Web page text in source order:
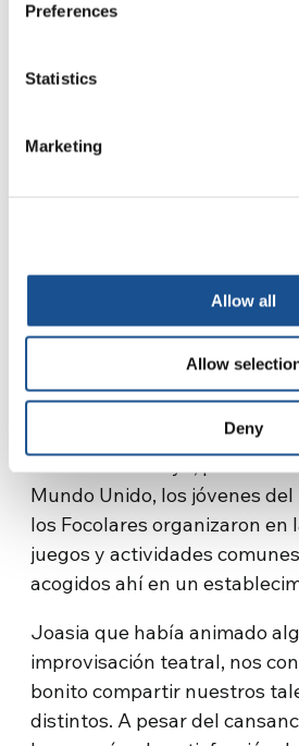
Preferences
Statistics
Marketing
Allow all
Allow
Deny
«Una noche supe que una
siguiente habrían venido
Entonces les escribí a ellas
sueño. Agregué que había
mañana siguiente habrían
dos. Luego, entendí que
más pequeña quien había
Barbie. Invité también a las
pequeñas, para darle incluso
posibilidad de venir. ¡Lo
Fue una grandísima alegría».
Mundo Unido, los jóvenes
los Focolares organizaron en
juegos y actividades
acogidos ahí en un
Joasia que había animado
improvisación teatral, nos
bonito compartir nuestros
distintos. A pesar del